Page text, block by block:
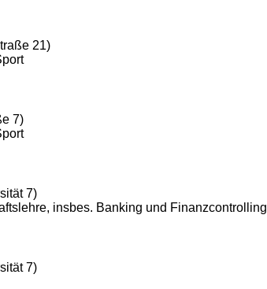
21)
7)
7)
insbes. Banking und Finanzcontrolling
7)